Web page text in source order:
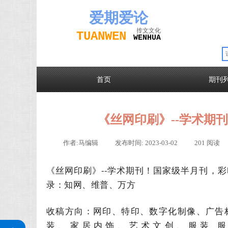
爱期爱论
TUANWEN WENHUA
抟文文化
首页 期刊
《丝网印刷》--学术期
作者:马编辑 发布时间: 2023-03-02 201 阅读
《丝网印刷》--学术期刊！国家级半月刊，
录：知网、维普、万方
收稿方向：网印、特印、数字化制像、广
装、家居内饰、艺术文创、服装
关注公众号